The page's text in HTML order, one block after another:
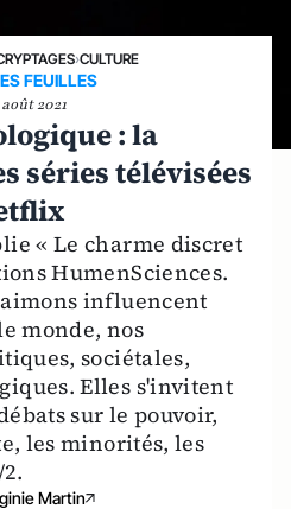
›CULTURE
FEUILLES
août 2021
: la
séries télévisées
« Le charme discret
HumenSciences.
aimons influencent
monde, nos
sociétales,
Elles s'invitent
sur le pouvoir,
les minorités, les
Martin